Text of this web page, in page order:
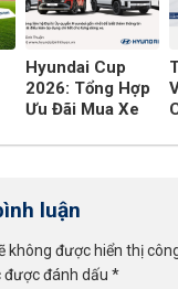
Hyundai Cup
2026: Tổng Hợp
Ưu Đãi Mua Xe
08 Cực Hấp Dẫn
luận
không được hiển thị
đánh dấu *